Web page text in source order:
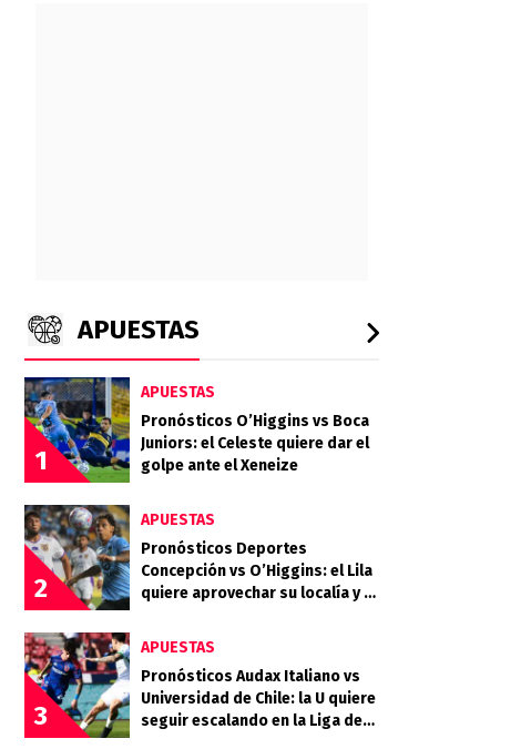
APUESTAS
1
APUESTAS
Pronósticos O’Higgins vs Boca
Juniors: el Celeste quiere dar el
golpe ante el Xeneize
2
APUESTAS
Pronósticos Deportes
Concepción vs O’Higgins: el Lila
quiere aprovechar su localía y el
3
APUESTAS
Pronósticos Audax Italiano vs
Universidad de Chile: la U quiere
seguir escalando en la Liga de